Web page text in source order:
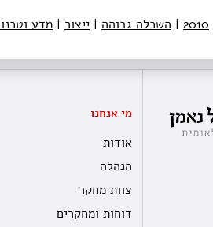
2010
| השכלה גבוהה | ייצור | מדע
מי אנחנו
אודות
הנהלה
צוות מחקר
דוחות ומחקרים